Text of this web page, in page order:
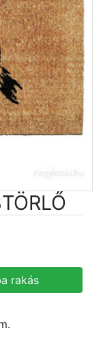
rakás